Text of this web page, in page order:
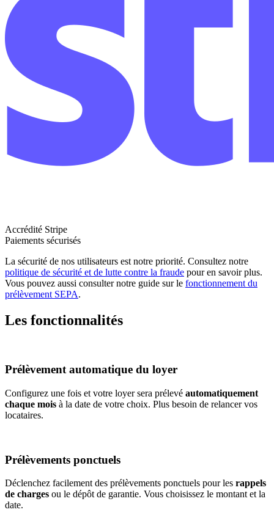
Accrédité Stripe
Paiements sécurisés
La sécurité de nos utilisateurs est notre priorité. Consultez notre
politique de sécurité et de lutte contre la fraude pour en savoir plus.
Vous pouvez aussi consulter notre guide sur le fonctionnement du
prélèvement SEPA.
Les fonctionnalités
Prélèvement automatique du loyer
Configurez une fois et votre loyer sera prélevé automatiquement
chaque mois à la date de votre choix. Plus besoin de relancer vos
locataires.
Prélèvements ponctuels
Déclenchez facilement des prélèvements ponctuels pour les rappels
de charges ou le dépôt de garantie. Vous choisissez le montant et la
date.